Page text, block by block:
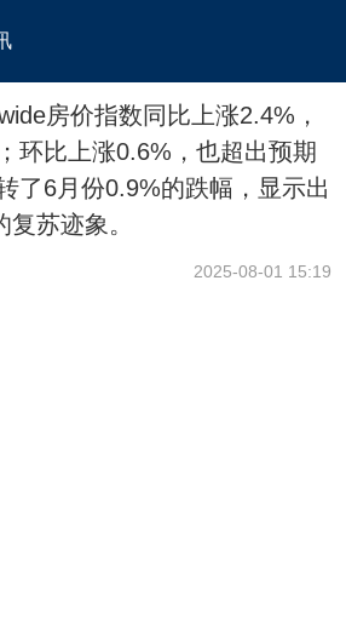
房价指数同比上涨2.4%，
环比上涨0.6%，也超出预期
了6月份0.9%的跌幅，显示出
苏迹象。
2025-08-01 15:19